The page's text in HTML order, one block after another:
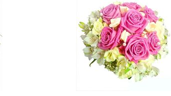
Купить в 1 клик
Сравнение
В избранное
Под заказ